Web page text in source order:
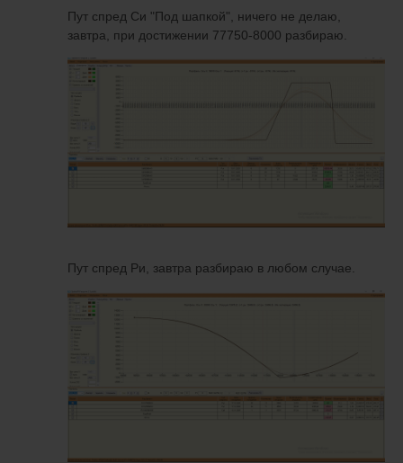
Пут спред Си "Под шапкой", ничего не делаю,
завтра, при достижении 77750-8000 разбираю.
Пут спред Ри, завтра разбираю в любом случае.